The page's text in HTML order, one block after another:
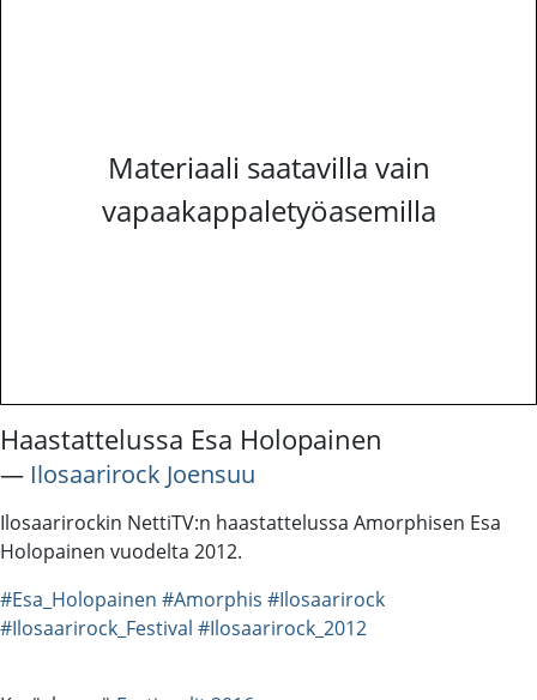
Materiaali saatavilla vain
vapaakappaletyöasemilla
Haastattelussa Esa Holopainen
― Ilosaarirock Joensuu
Ilosaarirockin NettiTV:n haastattelussa Amorphisen Esa
Holopainen vuodelta 2012.
#Esa_Holopainen #Amorphis #Ilosaarirock
#Ilosaarirock_Festival #Ilosaarirock_2012